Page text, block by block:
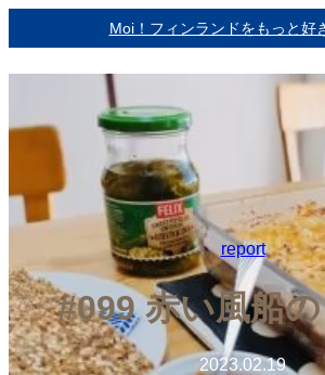
容
を
キ
Moi！フィンランドをもっと好
report
#099 赤い風船
2023.02.19